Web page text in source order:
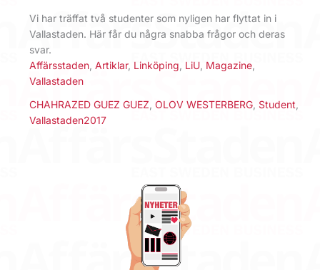
Vi har träffat två studenter som nyligen har flyttat in i
Vallastaden. Här får du några snabba frågor och deras
svar.
Affärsstaden Artiklar, Linköping LiU Magazine
Vallastaden
CHAHRAZED GUEZ GUEZ OLOV WESTERBERG Student
Vallastaden2017